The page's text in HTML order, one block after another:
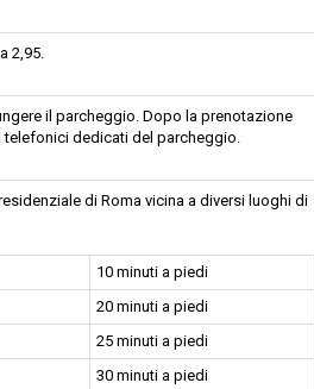
2,95.
il parcheggio. Dopo la prenotazione
telefonici dedicati del parcheggio.
di Roma vicina a diversi luoghi di
10 minuti a piedi
20 minuti a piedi
25 minuti a piedi
30 minuti a piedi